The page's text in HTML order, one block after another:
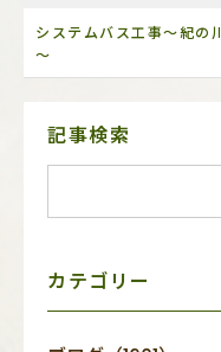
システムバス工事～紀の
～
サ
ニ
記事検索
カテゴリー